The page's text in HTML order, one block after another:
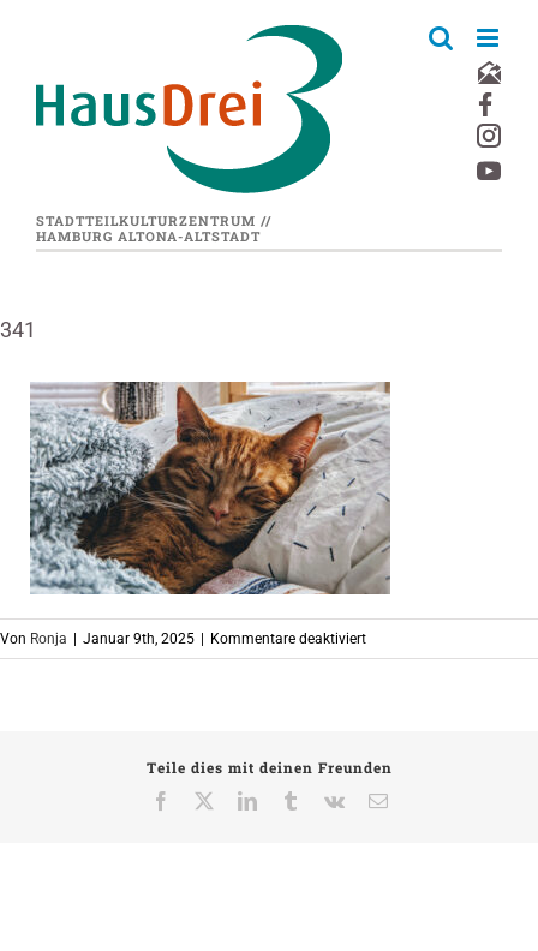
STADTTEILKULTURZENTRUM //
HAMBURG ALTONA-ALTSTADT
341
Von Ronja Januar 9th, 2025 Kommentare deaktiviertfür
341
Teile dies mit deinen Freunden
Facebook
LinkedInTumblrVk
E-